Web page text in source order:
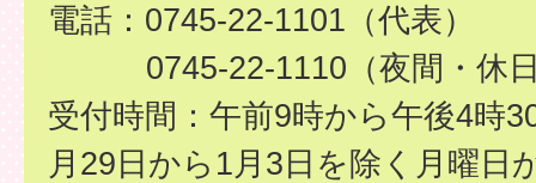
電話：0745-22-1101（代表）
0745-22-1110（夜間・休
受付時間：午前9時から午後4時
月29日から1月3日を除く月曜日